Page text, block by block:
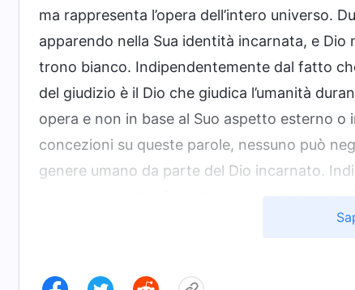
ma rappresenta l’opera dell’intero universo.
apparendo nella Sua identità incarnata, e Dio
trono bianco. Indipendentemente dal fatto
del giudizio è il Dio che giudica l’umanità
opera e non in base al Suo aspetto esterno o
concezioni su queste parole, nessuno può
genere umano da parte del Dio incarnato.
Questa è una sciocchezza, poiché
La Parola, Vol. 1: La manifestazione e l’opera